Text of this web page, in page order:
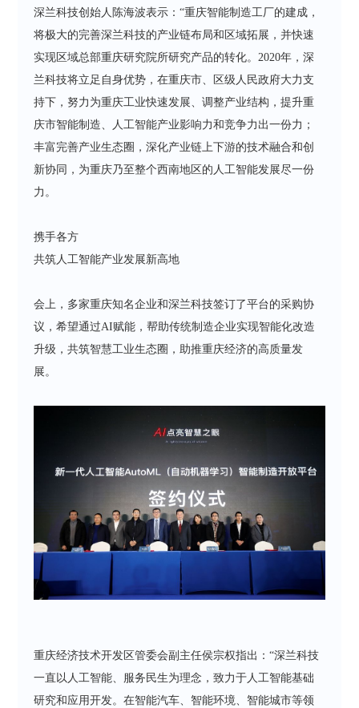
深兰科技创始人陈海波表示：“重庆智能制造工厂的建成，
将极大的完善深兰科技的产业链布局和区域拓展，并快速
实现区域总部重庆研究院所研究产品的转化。2020年，深
兰科技将立足自身优势，在重庆市、区级人民政府大力支
持下，努力为重庆工业快速发展、调整产业结构，提升重
庆市智能制造、人工智能产业影响力和竞争力出一份力；
丰富完善产业生态圈，深化产业链上下游的技术融合和创
新协同，为重庆乃至整个西南地区的人工智能发展尽一份
力。
携手各方
共筑人工智能产业发展新高地
会上，多家重庆知名企业和深兰科技签订了平台的采购协
议，希望通过AI赋能，帮助传统制造企业实现智能化改造
升级，共筑智慧工业生态圈，助推重庆经济的高质量发
展。
重庆经济技术开发区管委会副主任侯宗权指出：“深兰科技
一直以人工智能、服务民生为理念，致力于人工智能基础
研究和应用开发。在智能汽车、智能环境、智能城市等领